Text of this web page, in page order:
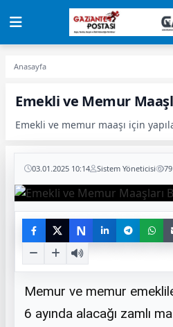
Anasayfa
Emekli ve Memur
Emekli ve memur maaşı için
03.01.2025 10:14 Sistem Yöneticisi
N
Memur ve memur
6 ayında alacağı zamlı